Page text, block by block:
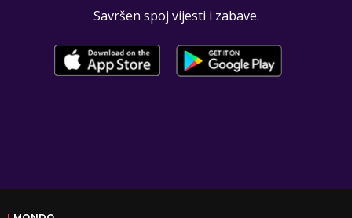
Savršen spoj vijesti i zabave.